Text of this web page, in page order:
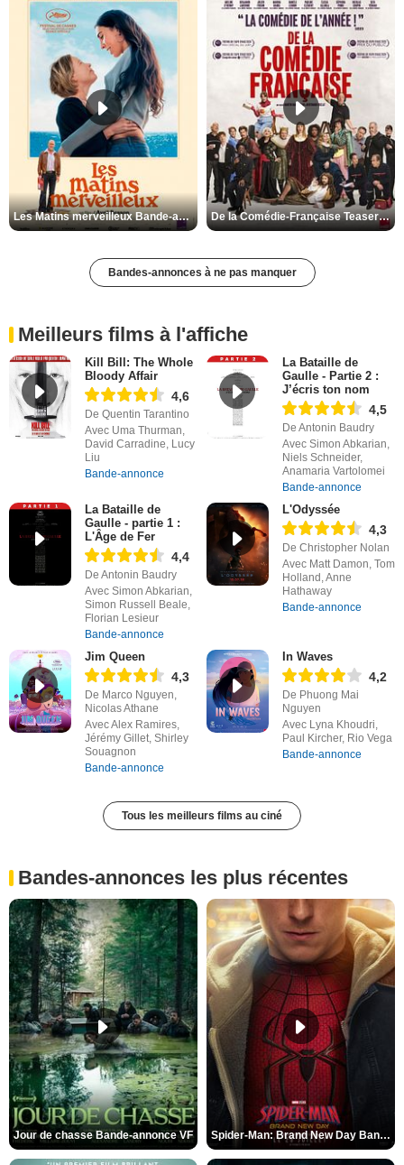
Les Matins merveilleux Bande-annonce VF De la Comédie-Française Teaser VF
Bandes-annonces à ne pas manquer
Meilleurs films à l'affiche
Kill Bill: The Whole
Bloody Affair
4,6
De Quentin Tarantino
Avec Uma Thurman,
David Carradine, Lucy
Liu
Bande-annonce
La Bataille de
Gaulle - Partie 2 :
J’écris ton nom
4,5
De Antonin Baudry
Avec Simon Abkarian,
Niels Schneider,
Anamaria Vartolomei
Bande-annonce
La Bataille de
Gaulle - partie 1 :
L'Âge de Fer
4,4
De Antonin Baudry
Avec Simon Abkarian,
Simon Russell Beale,
Florian Lesieur
Bande-annonce
L'Odyssée
4,3
De Christopher Nolan
Avec Matt Damon, Tom
Holland, Anne
Hathaway
Bande-annonce
Jim Queen
4,3
De Marco Nguyen,
Nicolas Athane
Avec Alex Ramires,
Jérémy Gillet, Shirley
Souagnon
Bande-annonce
In Waves
4,2
De Phuong Mai
Nguyen
Avec Lyna Khoudri,
Paul Kircher, Rio Vega
Bande-annonce
Tous les meilleurs films au ciné
Bandes-annonces les plus récentes
Jour de chasse Bande-annonce VF Spider-Man: Brand New Day Bande-annonce (3) VO STFR